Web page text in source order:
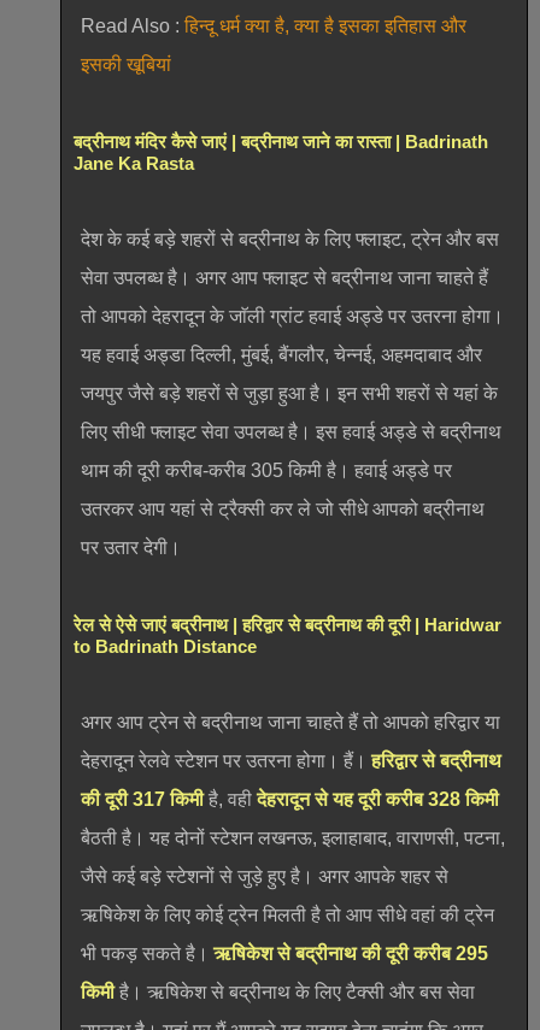
Read Also :हिन्दू धर्म क्या है, क्या है इसका इतिहास और
इसकी खूबियां
बद्रीनाथ मंदिर कैसे जाएं | बद्रीनाथ जाने का रास्ता | Badrinath
Jane Ka Rasta
देश के कई बड़े शहरों से बद्रीनाथ के लिए फ्लाइट, ट्रेन और बस
सेवा उपलब्ध है। अगर आप फ्लाइट से बद्रीनाथ जाना चाहते हैं
तो आपको देहरादून के जाॅली ग्रांट हवाई अड्डे पर उतरना होगा।
यह हवाई अड्डा दिल्ली, मुंबई, बैंगलौर, चेन्नई, अहमदाबाद और
जयपुर जैसे बड़े शहरों से जुड़ा हुआ है। इन सभी शहरों से यहां के
लिए सीधी फ्लाइट सेवा उपलब्ध है। इस हवाई अड्डे से बद्रीनाथ
थाम की दूरी करीब-करीब 305 किमी है। हवाई अड्डे पर
उतरकर आप यहां से ट्रैक्सी कर ले जो सीधे आपको बद्रीनाथ
पर उतार देगी।
रेल से ऐसे जाएं बद्रीनाथ | हरिद्वार से बद्रीनाथ की दूरी | Haridwar
to Badrinath Distance
अगर आप ट्रेन से बद्रीनाथ जाना चाहते हैं तो आपको हरिद्वार या
देहरादून रेलवे स्टेशन पर उतरना होगा। हैं।हरिद्वार से बद्रीनाथ
की दूरी 317 किमीहै, वहीदेहरादून से यह दूरी करीब 328 किमी
बैठती है। यह दोनों स्टेशन लखनऊ, इलाहाबाद, वाराणसी, पटना,
जैसे कई बड़े स्टेशनों से जुड़े हुए है। अगर आपके शहर से
ऋषिकेश के लिए कोई ट्रेन मिलती है तो आप सीधे वहां की ट्रेन
भी पकड़ सकते है।ऋषिकेश से बद्रीनाथ की दूरी करीब 295
किमीहै। ऋषिकेश से बद्रीनाथ के लिए टैक्सी और बस सेवा